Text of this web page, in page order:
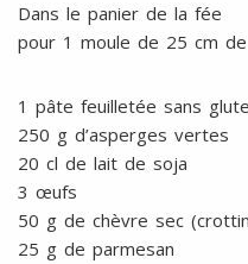
Dans le panier de la fée
pour 1 moule de 25 cm
1 pâte feuilletée sans
250 g d’asperges vertes
20 cl de lait de soja
3 œufs
50 g de chèvre sec
25 g de parmesan